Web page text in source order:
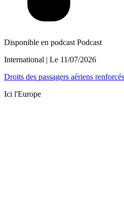
Disponible en podcast Podcast
International | Le 11/07/2026
Droits des passagers aériens
Ici l'Europe